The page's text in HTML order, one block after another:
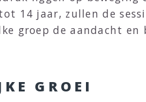
14 jaar, zullen de
groep de aandacht
GROEI